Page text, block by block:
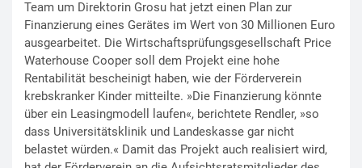
Team um Direktorin Grosu hat jetzt einen Plan zur
Finanzierung eines Gerätes im Wert von 30 Millionen Euro
ausgearbeitet. Die Wirtschaftsprüfungsgesellschaft Price
Waterhouse Cooper soll dem Projekt eine hohe
Rentabilität bescheinigt haben, wie der Förderverein
krebskranker Kinder mitteilte. »Die Finanzierung könnte
über ein Leasingmodell laufen«, berichtete Rendler, »so
dass Universitätsklinik und Landeskasse gar nicht
belastet würden.« Damit das Projekt auch realisiert wird,